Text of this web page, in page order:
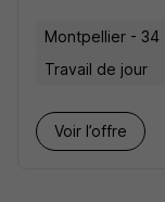
Montpellier - 34
Travail de jour
Voir l’offre